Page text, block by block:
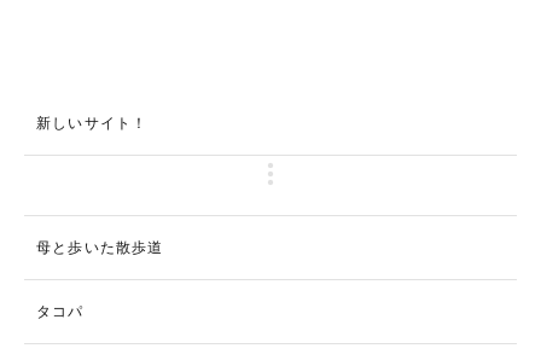
新しいサイト！
母と歩いた散歩道
タコパ